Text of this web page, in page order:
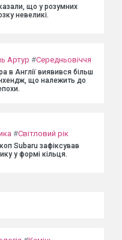
що у розумних
невеликі.
Артур #Середньовіччя
в Англії виявився більш
що належить до
#Світловий рік
Subaru зафіксував
у формі кільця.